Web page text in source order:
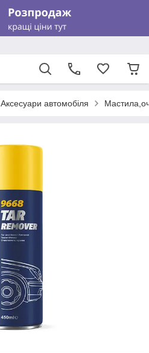
Аксесуари автомобіля